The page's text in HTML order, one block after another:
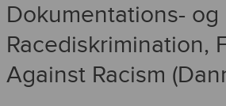
Dokumentations-
Racediskrimination,
Against Racism